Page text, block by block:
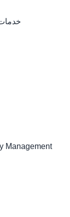
خدمات
Management